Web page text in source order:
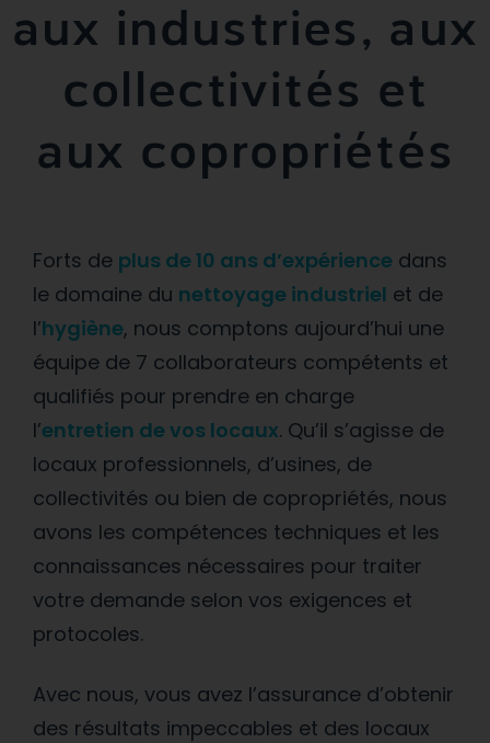
aux industries, aux
collectivités et
aux copropriétés
Forts de plus de 10 ans d’expérience dans
le domaine du nettoyage industriel et de
l’hygiène, nous comptons aujourd’hui une
équipe de 7 collaborateurs compétents et
qualifiés pour prendre en charge
l’entretien de vos locaux. Qu’il s’agisse de
locaux professionnels, d’usines, de
collectivités ou bien de copropriétés, nous
avons les compétences techniques et les
connaissances nécessaires pour traiter
votre demande selon vos exigences et
protocoles.
Avec nous, vous avez l’assurance d’obtenir
des résultats impeccables et des locaux